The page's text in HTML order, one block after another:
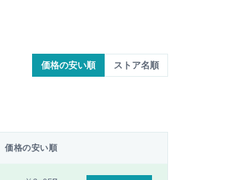
価格の安い順 ストア名順
価格の安い順